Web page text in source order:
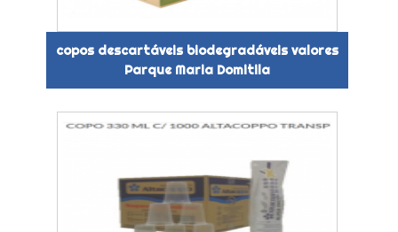
copos descartáveis biodegradáveis valores
Parque Maria Domitila